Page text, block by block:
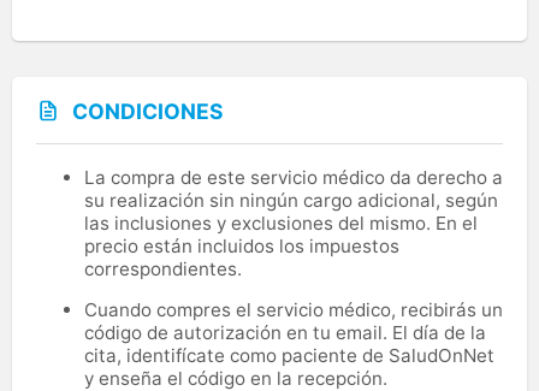
CONDICIONES
La compra de este servicio médico da derecho a
su realización sin ningún cargo adicional, según
las inclusiones y exclusiones del mismo. En el
precio están incluidos los impuestos
correspondientes.
Cuando compres el servicio médico, recibirás un
código de autorización en tu email. El día de la
cita, identifícate como paciente de SaludOnNet
y enseña el código en la recepción.